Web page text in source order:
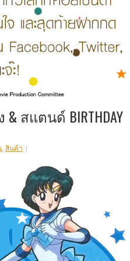
สแตนด์ BIRTHDAY
, สินค้า